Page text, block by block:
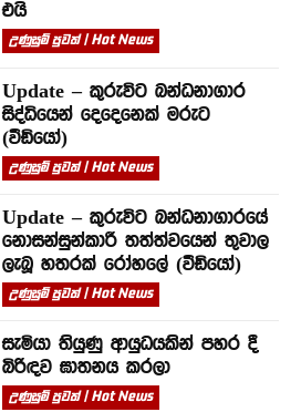
එයි
උණුසුම් පුවත් | Hot News
Update – කුරුවිට බන්ධනාගාර
සිද්ධියෙන් දෙදෙනෙක් මරුට
(වීඩියෝ)
උණුසුම් පුවත් | Hot News
Update – කුරුවිට බන්ධනාගාරයේ
නොසන්සුන්කාරී තත්ත්වයෙන් තුවාල
ලැබූ හතරක් රෝහලේ (වීඩියෝ)
උණුසුම් පුවත් | Hot News
සැමියා තියුණු ආයුධයකින් පහර දී
බිරිඳව ඝාතනය කරලා
උණුසුම් පුවත් | Hot News